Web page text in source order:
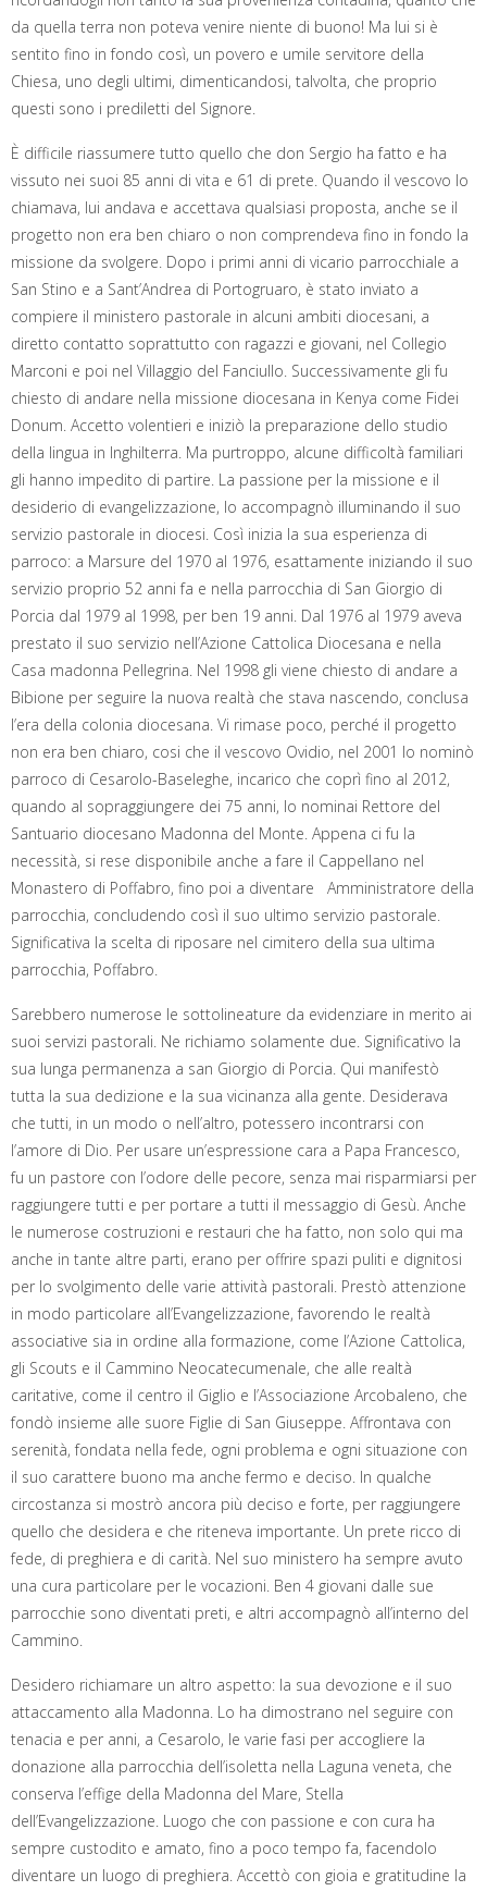
da quella terra non poteva venire niente di buono! Ma lui si è
sentito fino in fondo così, un povero e umile servitore della
Chiesa, uno degli ultimi, dimenticandosi, talvolta, che proprio
questi sono i prediletti del Signore.
È difficile riassumere tutto quello che don Sergio ha fatto e ha
vissuto nei suoi 85 anni di vita e 61 di prete. Quando il vescovo lo
chiamava, lui andava e accettava qualsiasi proposta, anche se il
progetto non era ben chiaro o non comprendeva fino in fondo la
missione da svolgere. Dopo i primi anni di vicario parrocchiale a
San Stino e a Sant’Andrea di Portogruaro, è stato inviato a
compiere il ministero pastorale in alcuni ambiti diocesani, a
diretto contatto soprattutto con ragazzi e giovani, nel Collegio
Marconi e poi nel Villaggio del Fanciullo. Successivamente gli fu
chiesto di andare nella missione diocesana in Kenya come Fidei
Donum. Accetto volentieri e iniziò la preparazione dello studio
della lingua in Inghilterra. Ma purtroppo, alcune difficoltà familiari
gli hanno impedito di partire. La passione per la missione e il
desiderio di evangelizzazione, lo accompagnò illuminando il suo
servizio pastorale in diocesi. Così inizia la sua esperienza di
parroco: a Marsure del 1970 al 1976, esattamente iniziando il suo
servizio proprio 52 anni fa e nella parrocchia di San Giorgio di
Porcia dal 1979 al 1998, per ben 19 anni. Dal 1976 al 1979 aveva
prestato il suo servizio nell’Azione Cattolica Diocesana e nella
Casa madonna Pellegrina. Nel 1998 gli viene chiesto di andare a
Bibione per seguire la nuova realtà che stava nascendo, conclusa
l’era della colonia diocesana. Vi rimase poco, perché il progetto
non era ben chiaro, cosi che il vescovo Ovidio, nel 2001 lo nominò
parroco di Cesarolo-Baseleghe, incarico che coprì fino al 2012,
quando al sopraggiungere dei 75 anni, lo nominai Rettore del
Santuario diocesano Madonna del Monte. Appena ci fu la
necessità, si rese disponibile anche a fare il Cappellano nel
Monastero di Poffabro, fino poi a diventare Amministratore della
parrocchia, concludendo così il suo ultimo servizio pastorale.
Significativa la scelta di riposare nel cimitero della sua ultima
parrocchia, Poffabro.
Sarebbero numerose le sottolineature da evidenziare in merito ai
suoi servizi pastorali. Ne richiamo solamente due. Significativo la
sua lunga permanenza a san Giorgio di Porcia. Qui manifestò
tutta la sua dedizione e la sua vicinanza alla gente. Desiderava
che tutti, in un modo o nell’altro, potessero incontrarsi con
l’amore di Dio. Per usare un’espressione cara a Papa Francesco,
fu un pastore con l’odore delle pecore, senza mai risparmiarsi per
raggiungere tutti e per portare a tutti il messaggio di Gesù. Anche
le numerose costruzioni e restauri che ha fatto, non solo qui ma
anche in tante altre parti, erano per offrire spazi puliti e dignitosi
per lo svolgimento delle varie attività pastorali. Prestò attenzione
in modo particolare all’Evangelizzazione, favorendo le realtà
associative sia in ordine alla formazione, come l’Azione Cattolica,
gli Scouts e il Cammino Neocatecumenale, che alle realtà
caritative, come il centro il Giglio e l’Associazione Arcobaleno, che
fondò insieme alle suore Figlie di San Giuseppe. Affrontava con
serenità, fondata nella fede, ogni problema e ogni situazione con
il suo carattere buono ma anche fermo e deciso. In qualche
circostanza si mostrò ancora più deciso e forte, per raggiungere
quello che desidera e che riteneva importante. Un prete ricco di
fede, di preghiera e di carità. Nel suo ministero ha sempre avuto
una cura particolare per le vocazioni. Ben 4 giovani dalle sue
parrocchie sono diventati preti, e altri accompagnò all’interno del
Cammino.
Desidero richiamare un altro aspetto: la sua devozione e il suo
attaccamento alla Madonna. Lo ha dimostrano nel seguire con
tenacia e per anni, a Cesarolo, le varie fasi per accogliere la
donazione alla parrocchia dell’isoletta nella Laguna veneta, che
conserva l’effige della Madonna del Mare, Stella
dell’Evangelizzazione. Luogo che con passione e con cura ha
sempre custodito e amato, fino a poco tempo fa, facendolo
diventare un luogo di preghiera. Accettò con gioia e gratitudine la